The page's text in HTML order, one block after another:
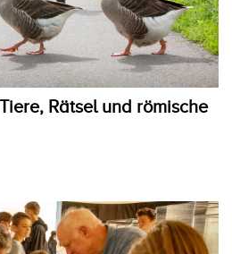
Rätsel und römische